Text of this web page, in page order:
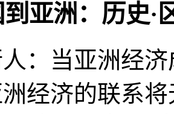
亚洲：历史·
：当亚洲经
经济的联系